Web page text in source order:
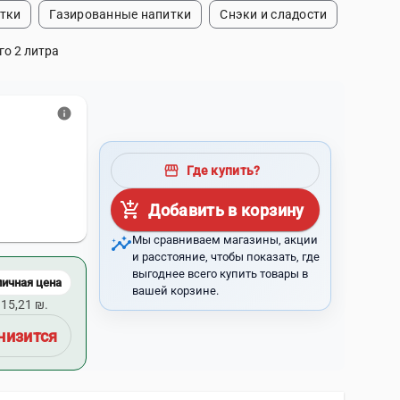
Газированные напитки Снэки и сладости
2 литра
info
цена
₪.
storefront Где купить?
add_shopping_cart Добавить в корзину
insightsМы сравниваем магазины, акции
и расстояние, чтобы показать, где
выгоднее всего купить товары в
вашей корзине.